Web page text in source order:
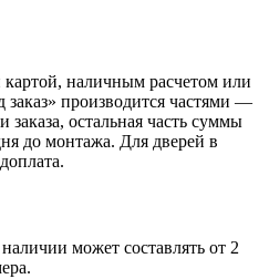
картой, наличным расчетом или
заказ» производится частями —
заказа, остальная часть суммы
до монтажа. Для дверей в
может составлять от 2